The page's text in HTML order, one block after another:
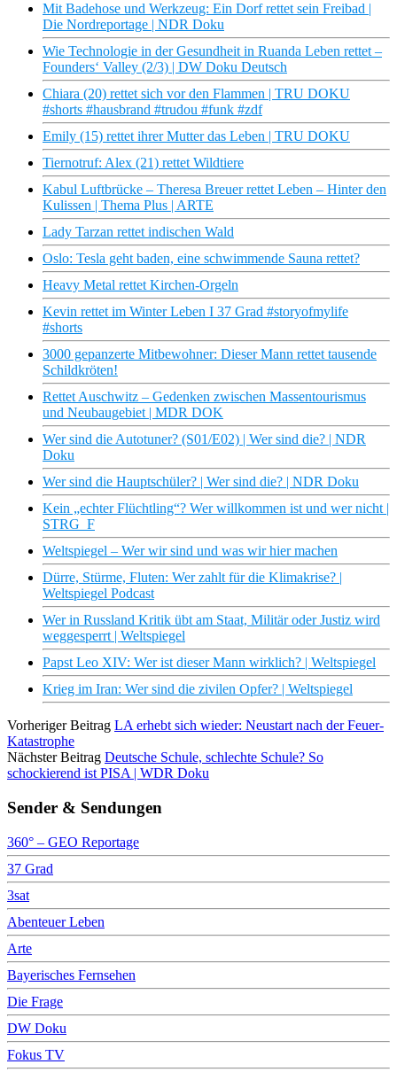
Mit Badehose und Werkzeug: Ein Dorf rettet sein Freibad |
Die Nordreportage | NDR Doku
Wie Technologie in der Gesundheit in Ruanda Leben rettet –
Founders‘ Valley (2/3) | DW Doku Deutsch
Chiara (20) rettet sich vor den Flammen | TRU DOKU
#shorts #hausbrand #trudou #funk #zdf
Emily (15) rettet ihrer Mutter das Leben | TRU DOKU
Tiernotruf: Alex (21) rettet Wildtiere
Kabul Luftbrücke – Theresa Breuer rettet Leben – Hinter den
Kulissen | Thema Plus | ARTE
Lady Tarzan rettet indischen Wald
Oslo: Tesla geht baden, eine schwimmende Sauna rettet?
Heavy Metal rettet Kirchen-Orgeln
Kevin rettet im Winter Leben I 37 Grad #storyofmylife
#shorts
3000 gepanzerte Mitbewohner: Dieser Mann rettet tausende
Schildkröten!
Rettet Auschwitz – Gedenken zwischen Massentourismus
und Neubaugebiet | MDR DOK
Wer sind die Autotuner? (S01/E02) | Wer sind die? | NDR
Doku
Wer sind die Hauptschüler? | Wer sind die? | NDR Doku
Kein „echter Flüchtling“? Wer willkommen ist und wer nicht |
STRG_F
Weltspiegel – Wer wir sind und was wir hier machen
Dürre, Stürme, Fluten: Wer zahlt für die Klimakrise? |
Weltspiegel Podcast
Wer in Russland Kritik übt am Staat, Militär oder Justiz wird
weggesperrt | Weltspiegel
Papst Leo XIV: Wer ist dieser Mann wirklich? | Weltspiegel
Krieg im Iran: Wer sind die zivilen Opfer? | Weltspiegel
Vorheriger Beitrag LA erhebt sich wieder: Neustart nach der Feuer-
Katastrophe
Nächster Beitrag Deutsche Schule, schlechte Schule? So
schockierend ist PISA | WDR Doku
Sender & Sendungen
360° – GEO Reportage
37 Grad
3sat
Abenteuer Leben
Arte
Bayerisches Fernsehen
Die Frage
DW Doku
Fokus TV